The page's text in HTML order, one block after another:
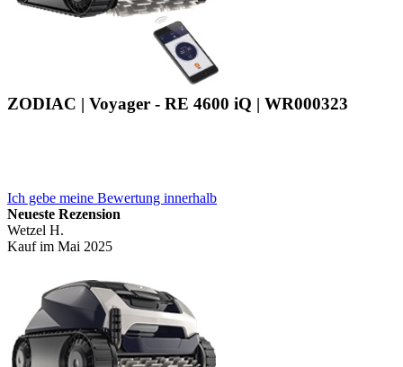
ZODIAC | Voyager - RE 4600 iQ | WR000323
Ich gebe meine Bewertung innerhalb
Neueste Rezension
Wetzel H.
Kauf im Mai 2025